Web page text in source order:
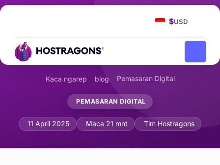
$USD
Kaca ngarep blog Pemasaran Digital
PEMASARAN DIGITAL
Optimasi Seluler ing Pemasaran Email
11 April 2025 Maca 21 mnt Tim Hostragons